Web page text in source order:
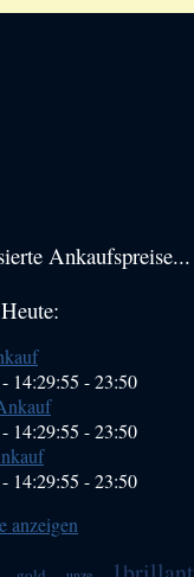
Ankaufspreise...
14:29:55 -23:50
14:29:55 -23:50
14:29:55 -23:50
anzeigen